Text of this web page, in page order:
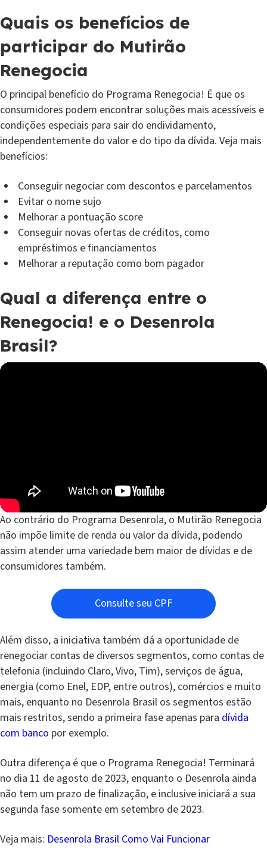
Quais os benefícios de
participar do Mutirão
Renegocia
O principal benefício do Programa Renegocia! É que os
consumidores podem encontrar soluções mais acessíveis e
condições especiais para sair do endividamento,
independentemente do valor e do tipo da dívida. Veja mais
benefícios:
Conseguir negociar com descontos e parcelamentos
Evitar o nome sujo
Melhorar a pontuação score
Conseguir novas ofertas de créditos, como
empréstimos e financiamentos
Melhorar a reputação como bom pagador
Qual a diferença entre o
Renegocia! e o Desenrola
Brasil?
Ao contrário do Programa Desenrola, o Mutirão Renegocia
não impõe limite de renda ou valor da dívida, podendo
assim atender uma variedade bem maior de dívidas e de
consumidores também.
Consulte seu CPF
Além disso, a iniciativa também dá a oportunidade de
renegociar contas de diversos segmentos, como contas de
telefonia (incluindo Claro, Vivo, Tim), serviços de água,
energia (como Enel, EDP, entre outros), comércios e muito
mais, enquanto no Desenrola Brasil os segmentos estão
mais restritos, sendo a primeira fase apenas para dívida
com banco por exemplo.
Outra diferença é que o Programa Renegocia! Terminará
no dia 11 de agosto de 2023, enquanto o Desenrola ainda
não tem um prazo de finalização, e inclusive iniciará a sua
segunda fase somente em setembro de 2023.
Veja mais: Desenrola Brasil Como Vai Funcionar